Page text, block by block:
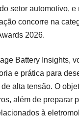
setor automotivo,
concorre na
2026.
Battery Insights,
e prática para
alta tensão. O
além de preparar
à